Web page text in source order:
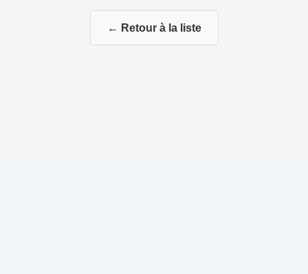
← Retour à la liste